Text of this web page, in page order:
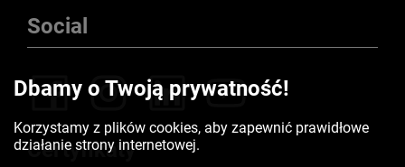
Social
Certyfikaty
Dbamy o Twoją prywatność!
Korzystamy z plików cookies, aby zapewnić prawidłowe
działanie strony internetowej.